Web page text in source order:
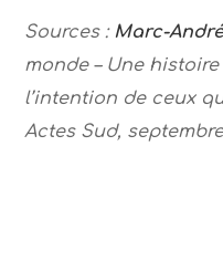
Sources : Marc-
monde – Une
l’intention de ceux
Actes Sud,